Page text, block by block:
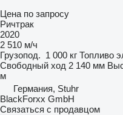
Цена по запросу
Ричтрак
2020
2 510 м/ч
Грузопод. 1 000 кг Топливо
Свободный ход 2 140 мм
м
Германия, Stuhr
BlackForxx GmbH
Связаться с продавцом